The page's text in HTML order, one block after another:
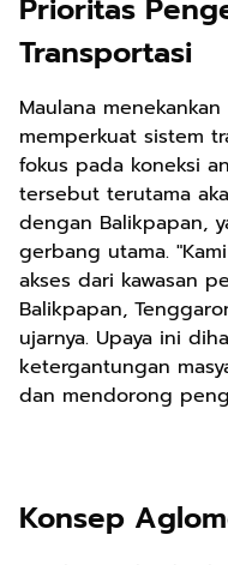
Prioritas
Transportasi
Maulana
memperkuat sistem
fokus pada koneksi
tersebut terutama
dengan Balikpapan,
gerbang utama.
akses dari kawasan
Balikpapan,
ujarnya. Upaya ini
ketergantungan
dan mendorong
Konsep